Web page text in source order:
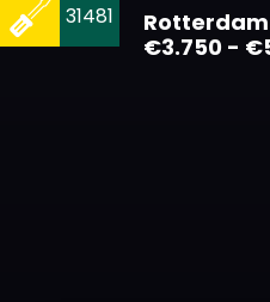
Rotterdam
€3.750 -
31481